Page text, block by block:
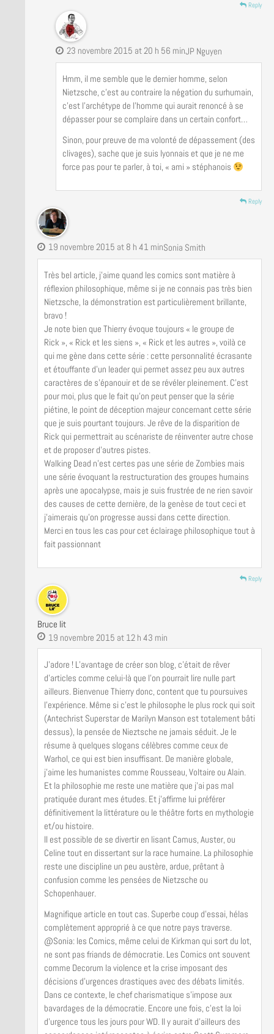
Reply
JP Nguyen
23 novembre 2015 at 20 h 56 min
Hmm, il me semble que le dernier homme, selon
Nietzsche, c’est au contraire la négation du surhumain,
c’est l’archétype de l’homme qui aurait renoncé à se
dépasser pour se complaire dans un certain confort…
Sinon, pour preuve de ma volonté de dépassement (des
clivages), sache que je suis lyonnais et que je ne me
force pas pour te parler, à toi, « ami » stéphanois
Reply
Sonia Smith
19 novembre 2015 at 8 h 41 min
Très bel article, j’aime quand les comics sont matière à
réflexion philosophique, même si je ne connais pas très bien
Nietzsche, la démonstration est particulièrement brillante,
bravo !
Je note bien que Thierry évoque toujours « le groupe de
Rick », « Rick et les siens », « Rick et les autres », voilà ce
qui me gène dans cette série : cette personnalité écrasante
et étouffante d’un leader qui permet assez peu aux autres
caractères de s’épanouir et de se révéler pleinement. C’est
pour moi, plus que le fait qu’on peut penser que la série
piétine, le point de déception majeur concernant cette série
que je suis pourtant toujours. Je rêve de la disparition de
Rick qui permettrait au scénariste de réinventer autre chose
et de proposer d’autres pistes.
Walking Dead n’est certes pas une série de Zombies mais
une série évoquant la restructuration des groupes humains
après une apocalypse, mais je suis frustrée de ne rien savoir
des causes de cette dernière, de la genèse de tout ceci et
j’aimerais qu’on progresse aussi dans cette direction.
Merci en tous les cas pour cet éclairage philosophique tout à
fait passionnant
Reply
Bruce lit
19 novembre 2015 at 12 h 43 min
J’adore ! L’avantage de créer son blog, c’était de rêver
d’articles comme celui-là que l’on pourrait lire nulle part
ailleurs. Bienvenue Thierry donc, content que tu poursuives
l’expérience. Même si c’est le philosophe le plus rock qui soit
(Antechrist Superstar de Marilyn Manson est totalement bâti
dessus), la pensée de Nieztsche ne jamais séduit. Je le
résume à quelques slogans célèbres comme ceux de
Warhol, ce qui est bien insuffisant. De manière globale,
j’aime les humanistes comme Rousseau, Voltaire ou Alain.
Et la philosophie me reste une matière que j’ai pas mal
pratiquée durant mes études. Et j’affirme lui préférer
définitivement la littérature ou le théâtre forts en mythologie
et/ou histoire.
Il est possible de se divertir en lisant Camus, Auster, ou
Celine tout en dissertant sur la race humaine. La philosophie
reste une discipline un peu austère, ardue, prêtant à
confusion comme les pensées de Nietzsche ou
Schopenhauer.
Magnifique article en tout cas. Superbe coup d’essai, hélas
complètement approprié à ce que notre pays traverse.
@Sonia: les Comics, même celui de Kirkman qui sort du lot,
ne sont pas friands de démocratie. Les Comics ont souvent
comme Decorum la violence et la crise imposant des
décisions d’urgences drastiques avec des débats limités.
Dans ce contexte, le chef charismatique s’impose aux
bavardages de la démocratie. Encore une fois, c’est la loi
d’urgence tous les jours pour WD. Il y aurait d’ailleurs des